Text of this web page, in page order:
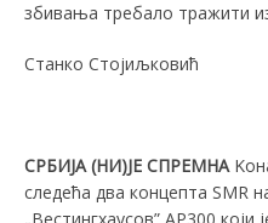
збивања требало тражити
Станко Стојиљковић
СРБИЈА (НИ)ЈЕ СПРЕМНА
следећа два концепта SMR